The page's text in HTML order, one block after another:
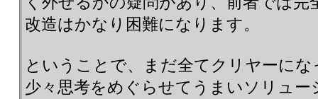
改造はかなり困難になります。
ということで、まだ全てクリヤーに
少々思考をめぐらせてうまいソリュ